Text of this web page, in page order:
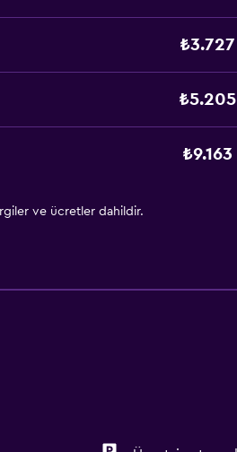
₺3.727
₺5.205
₺9.163
ve ücretler dahildir.